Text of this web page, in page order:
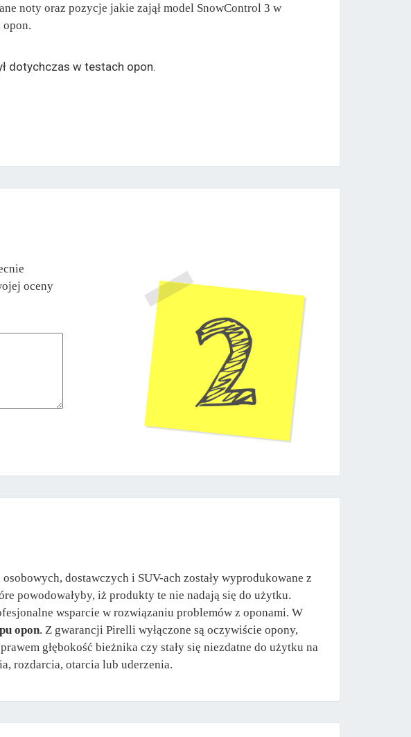
noty oraz pozycje jakie zajął model SnowControl 3 w
opon.
dotychczas w testach opon.
oceny
dostawczych i SUV-ach zostały wyprodukowane z
powodowałyby, iż produkty te nie nadają się do użytku.
wsparcie w rozwiązaniu problemów z oponami. W
opon. Z gwarancji Pirelli wyłączone są oczywiście opony,
głębokość bieżnika czy stały się niezdatne do użytku na
rozdarcia, otarcia lub uderzenia.